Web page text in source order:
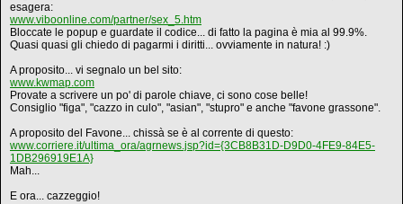
esagera:
www.viboonline.com/partner/sex_5.htm
Bloccate le popup e guardate il codice... di fatto la pagina è mia al 99.9%.
Quasi quasi gli chiedo di pagarmi i diritti... ovviamente in natura! :)
A proposito... vi segnalo un bel sito:
www.kwmap.com
Provate a scrivere un po' di parole chiave, ci sono cose belle!
Consiglio "figa", "cazzo in culo", "asian", "stupro" e anche "favone grassone".
A proposito del Favone... chissà se è al corrente di questo:
www.corriere.it/ultima_ora/agrnews.jsp?id={3CB8B31D-D9D0-4FE9-84E5-
1DB296919E1A}
Mah...
E ora... cazzeggio!